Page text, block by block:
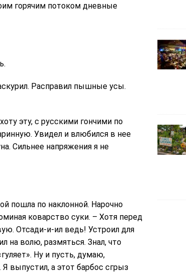
горячим потоком дневные
Расправил пышные усы.
эту, с русскими гончими по
Увидел и влюбился в нее
Сильнее напряжения я не
пошла по наклонной. Нарочно
коварство суки. – Хотя перед
Отсади-и-ил ведь! Устроил для
на волю, размяться. Знал, что
Ну и пусть, думаю,
выпустил, а этот барбос сгрыз